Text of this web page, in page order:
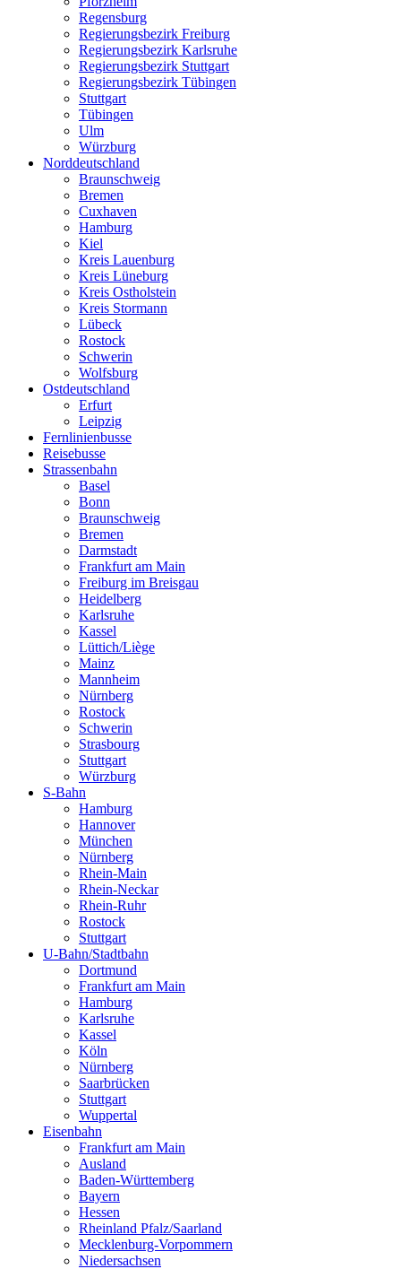
Regensburg
Regierungsbezirk Freiburg
Regierungsbezirk Karlsruhe
Regierungsbezirk Stuttgart
Regierungsbezirk Tübingen
Stuttgart
Tübingen
Ulm
Würzburg
Norddeutschland
Braunschweig
Bremen
Cuxhaven
Hamburg
Kiel
Kreis Lauenburg
Kreis Lüneburg
Kreis Ostholstein
Kreis Stormann
Lübeck
Rostock
Schwerin
Wolfsburg
Ostdeutschland
Erfurt
Leipzig
Fernlinienbusse
Reisebusse
Strassenbahn
Basel
Bonn
Braunschweig
Bremen
Darmstadt
Frankfurt am Main
Freiburg im Breisgau
Heidelberg
Karlsruhe
Kassel
Lüttich/Liège
Mainz
Mannheim
Nürnberg
Rostock
Schwerin
Strasbourg
Stuttgart
Würzburg
S-Bahn
Hamburg
Hannover
München
Nürnberg
Rhein-Main
Rhein-Neckar
Rhein-Ruhr
Rostock
Stuttgart
U-Bahn/Stadtbahn
Dortmund
Frankfurt am Main
Hamburg
Karlsruhe
Kassel
Köln
Nürnberg
Saarbrücken
Stuttgart
Wuppertal
Eisenbahn
Frankfurt am Main
Ausland
Baden-Württemberg
Bayern
Hessen
Rheinland Pfalz/Saarland
Mecklenburg-Vorpommern
Niedersachsen